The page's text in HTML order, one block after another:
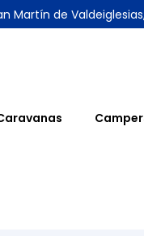
Martín de